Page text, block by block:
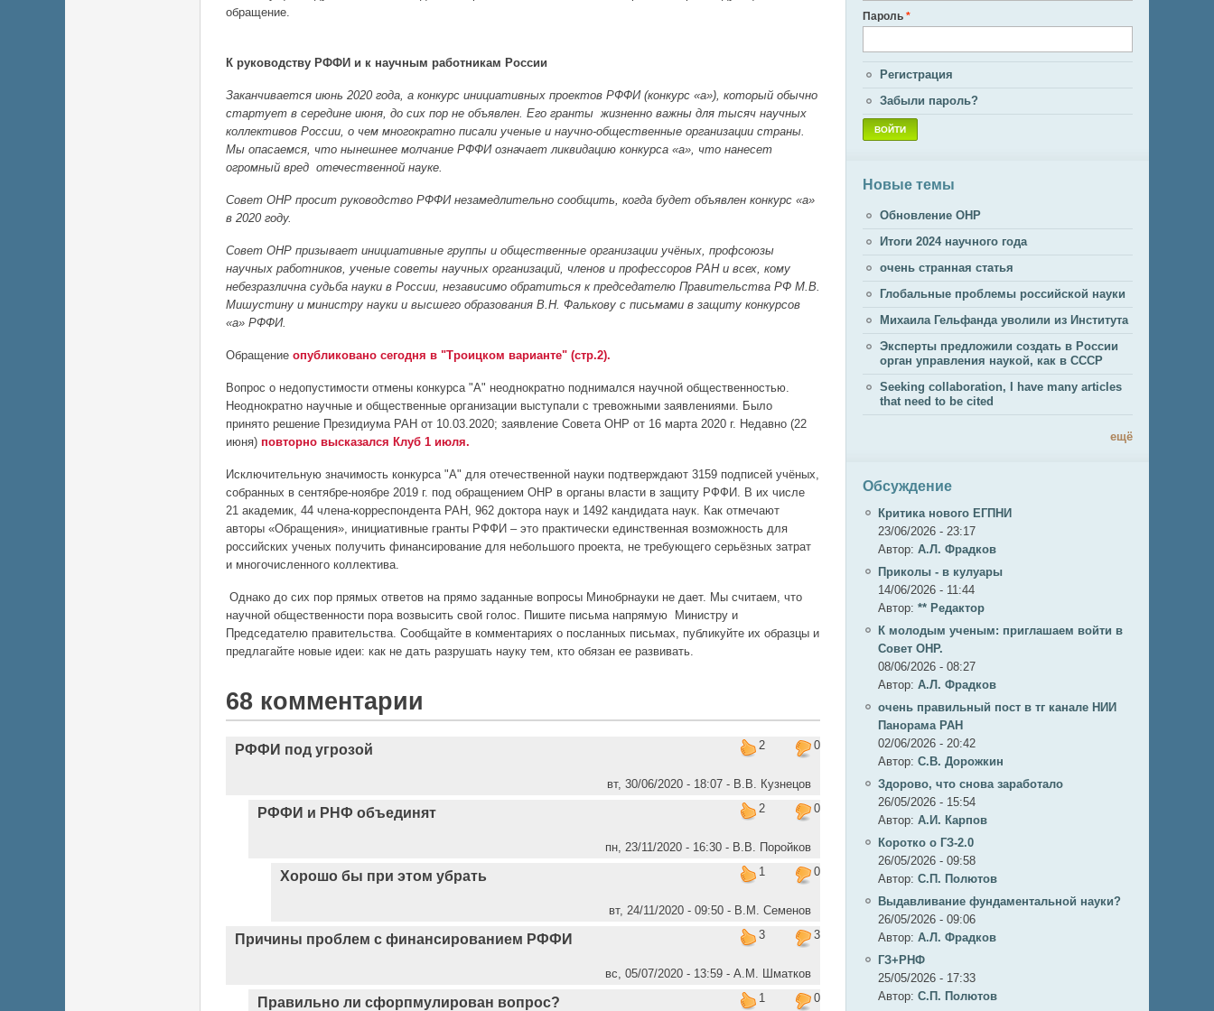
обращение.
К руководству РФФИ и к научным работникам России
Заканчивается июнь 2020 года, а конкурс инициативных проектов РФФИ (конкурс «а»), который обычно
стартует в середине июня, до сих пор не объявлен. Его гранты жизненно важны для тысяч научных
коллективов России, о чем многократно писали ученые и научно-общественные организации страны.
Мы опасаемся, что нынешнее молчание РФФИ означает ликвидацию конкурса «а», что нанесет
огромный вред отечественной науке.
Совет ОНР просит руководство РФФИ незамедлительно сообщить, когда будет объявлен конкурс «а»
в 2020 году.
Совет ОНР призывает инициативные группы и общественные организации учёных, профсоюзы
научных работников, ученые советы научных организаций, членов и профессоров РАН и всех, кому
небезразлична судьба науки в России, независимо обратиться к председателю Правительства РФ М.В.
Мишустину и министру науки и высшего образования В.Н. Фалькову с письмами в защиту конкурсов
«а» РФФИ.
Обращение опубликовано сегодня в "Троицком варианте" (стр.2).
Вопрос о недопустимости отмены конкурса "А" неоднократно поднимался научной общественностью.
Неоднократно научные и общественные организации выступали с тревожными заявлениями. Было
принято решение Президиума РАН от 10.03.2020; заявление Совета ОНР от 16 марта 2020 г. Недавно (22
июня) повторно высказался Клуб 1 июля.
Исключительную значимость конкурса "А" для отечественной науки подтверждают 3159 подписей учёных,
собранных в сентябре-ноябре 2019 г. под обращением ОНР в органы власти в защиту РФФИ. В их числе
21 академик, 44 члена-корреспондента РАН, 962 доктора наук и 1492 кандидата наук. Как отмечают
авторы «Обращения», инициативные гранты РФФИ – это практически единственная возможность для
российских ученых получить финансирование для небольшого проекта, не требующего серьёзных затрат
и многочисленного коллектива.
Однако до сих пор прямых ответов на прямо заданные вопросы Минобрнауки не дает. Мы считаем, что
научной общественности пора возвысить свой голос. Пишите письма напрямую Министру и
Председателю правительства. Сообщайте в комментариях о посланных письмах, публикуйте их образцы и
предлагайте новые идеи: как не дать разрушать науку тем, кто обязан ее развивать.
68 комментарии
2 0
РФФИ под угрозой
вт, 30/06/2020 - 18:07 - В.В. Кузнецов
2
0
РФФИ и РНФ объединят
пн, 23/11/2020 - 16:30 - В.В. Поройков
1
0
Хорошо бы при этом убрать
вт, 24/11/2020 - 09:50 - В.М. Семенов
3
3
Причины проблем с финансированием РФФИ
вс, 05/07/2020 - 13:59 - А.М. Шматков
1
0
Правильно ли сфорпмулирован вопрос?
Пароль *
Регистрация
Забыли пароль?
Новые темы
Обновление ОНР
Итоги 2024 научного года
очень странная статья
Глобальные проблемы российской науки
Михаила Гельфанда уволили из Института
Эксперты предложили создать в России
орган управления наукой, как в СССР
Seeking collaboration, I have many articles
that need to be cited
ещё
Обсуждение
Критика нового ЕГПНИ
23/06/2026 - 23:17
Автор: А.Л. Фрадков
Приколы - в кулуары
14/06/2026 - 11:44
Автор: ** Редактор
К молодым ученым: приглашаем войти в
Совет ОНР.
08/06/2026 - 08:27
Автор: А.Л. Фрадков
очень правильный пост в тг канале НИИ
Панорама РАН
02/06/2026 - 20:42
Автор: С.В. Дорожкин
Здорово, что снова заработало
26/05/2026 - 15:54
Автор: А.И. Карпов
Коротко о ГЗ-2.0
26/05/2026 - 09:58
Автор: C.П. Полютов
Выдавливание фундаментальной науки?
26/05/2026 - 09:06
Автор: А.Л. Фрадков
ГЗ+РНФ
25/05/2026 - 17:33
Автор: C.П. Полютов